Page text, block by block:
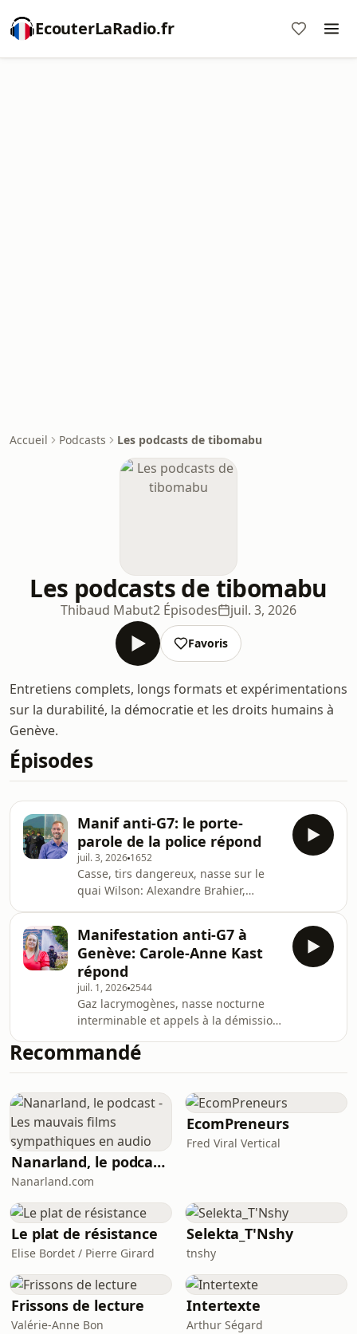
EcouterLaRadio.fr
Accueil Podcasts Les podcasts de tibomabu
Les podcasts de tibomabu
Thibaud Mabut2 Épisodes juil. 3, 2026
Favoris
Entretiens complets, longs formats et expérimentations
sur la durabilité, la démocratie et les droits humains à
Genève.
Épisodes
Manif anti-G7: le porte-
parole de la police répond
juil. 3, 2026 1652
Casse, tirs dangereux, nasse sur le
quai Wilson: Alexandre Brahier,
à celles des internautes.Dans ce face-
à-face exclusif, 3 jours après la
manifestation anti-G7 du 14 juin, je
reviens point par point sur les zones
d'ombre de la gestion policière:La
confiscation du matériel de
protection: Pourquoi la police a saisi
des masques
Manifestation anti-G7 à
Genève: Carole-Anne Kast
répond
juil. 1, 20262544
Gaz lacrymogènes, nasse nocturne
interminable et appels à la démission:
mes questions, 3 jours après la
manifestation anti-G7 du 14 juin.Dans
socialiste de la Sécurité, je reviens
point par point sur les zones d'ombre
de la gestion policière:Le dispositif de
maintien de l'ordre : Pourquoi des
masques FFP2 et des lunettes d
Recommandé
Nanarland, le podcast - Les mauvais films sympathiques en audio
Nanarland.com
EcomPreneurs
Fred Viral Vertical
Le plat de résistance
Elise Bordet / Pierre Girard
Selekta_T'Nshy
tnshy
Frissons de lecture
Valérie-Anne Bon
Intertexte
Arthur Ségard